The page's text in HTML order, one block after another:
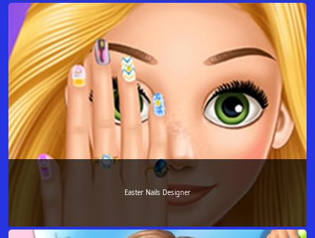
Easter Nails Designer